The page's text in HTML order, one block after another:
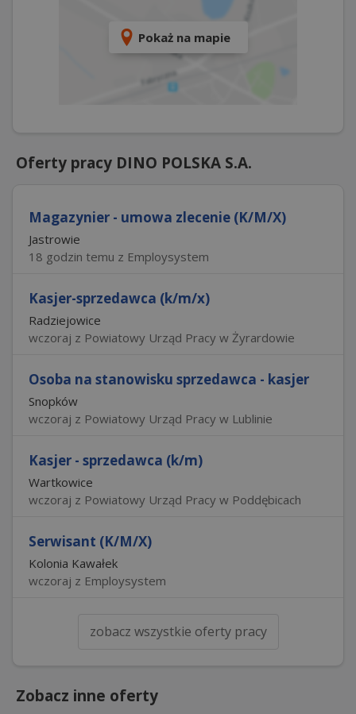
Pokaż na mapie
Oferty pracy DINO POLSKA S.A.
Magazynier - umowa zlecenie (K/M/X)
Jastrowie
18 godzin temu z Employsystem
Kasjer-sprzedawca (k/m/x)
Radziejowice
wczoraj z Powiatowy Urząd Pracy w Żyrardowie
Osoba na stanowisku sprzedawca - kasjer
Snopków
wczoraj z Powiatowy Urząd Pracy w Lublinie
Kasjer - sprzedawca (k/m)
Wartkowice
wczoraj z Powiatowy Urząd Pracy w Poddębicach
Serwisant (K/M/X)
Kolonia Kawałek
wczoraj z Employsystem
zobacz wszystkie oferty pracy
Zobacz inne oferty